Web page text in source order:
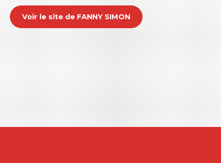
Voir le site de FANNY SIMON